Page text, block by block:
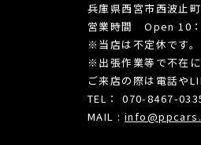
兵庫県西宮市西波止
営業時間 Open 10
※当店は不定休です。
※出張作業等で不在に
ご来店の際は電話や
TEL： 070-8467-
MAIL :